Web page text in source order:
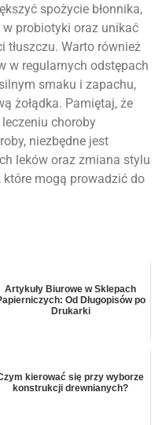
spożycie błonnika,
w probiotyki oraz unikać
tłuszczu. Warto również
w regularnych odstępach
smaku i zapachu,
żołądka. Pamiętaj, że
choroby
niezbędne jest
leków oraz zmiana stylu
mogą prowadzić do
Artykuły Biurowe w Sklepach
Od Długopisów po
Drukarki
kierować się przy wyborze
konstrukcji drewnianych?